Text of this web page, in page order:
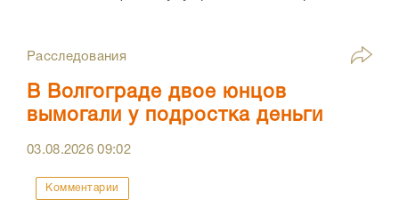
Расследования
В Волгограде двое юнцов
вымогали у подростка деньги
03.08.202609:02
Комментарии